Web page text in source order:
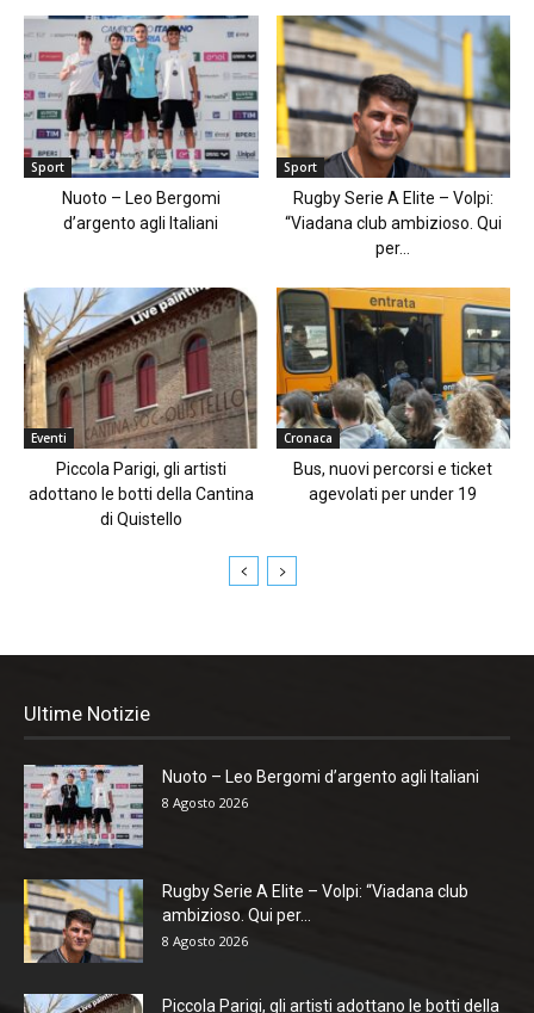
Sport
Nuoto – Leo Bergomi
d’argento agli Italiani
Sport
Rugby Serie A Elite – Volpi:
“Viadana club ambizioso. Qui
per...
Eventi
Piccola Parigi, gli artisti
adottano le botti della Cantina
di Quistello
Cronaca
Bus, nuovi percorsi e ticket
agevolati per under 19
Ultime Notizie
Nuoto – Leo Bergomi d’argento agli Italiani
8 Agosto 2026
Rugby Serie A Elite – Volpi: “Viadana club
ambizioso. Qui per...
8 Agosto 2026
Piccola Parigi, gli artisti adottano le botti della